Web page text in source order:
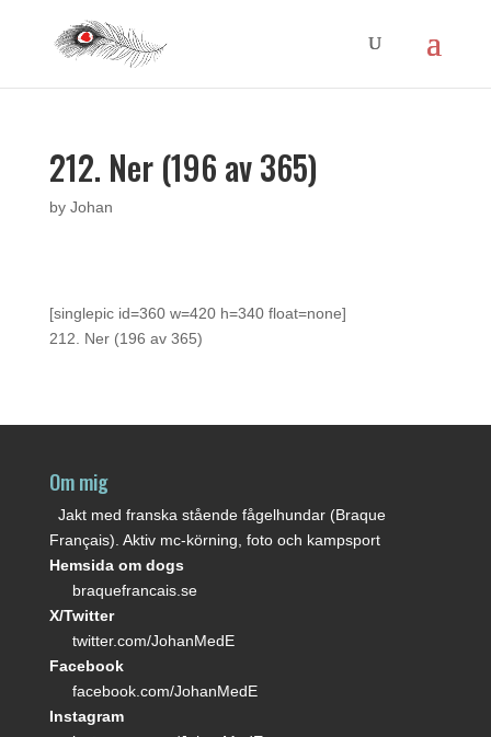
212. Ner (196 av 365)
by Johan
[singlepic id=360 w=420 h=340 float=none]
212. Ner (196 av 365)
Om mig
Jakt med franska stående fågelhundar (Braque
Français). Aktiv mc-körning, foto och kampsport
Hemsida om dogs
braquefrancais.se
X/Twitter
twitter.com/JohanMedE
Facebook
facebook.com/JohanMedE
Instagram